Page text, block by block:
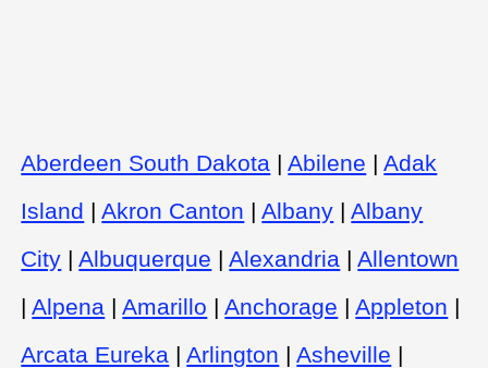
Aberdeen South Dakota | Abilene | Adak
Island | Akron Canton | Albany | Albany
City | Albuquerque | Alexandria | Allentown
| Alpena | Amarillo | Anchorage | Appleton |
Arcata Eureka | Arlington | Asheville |